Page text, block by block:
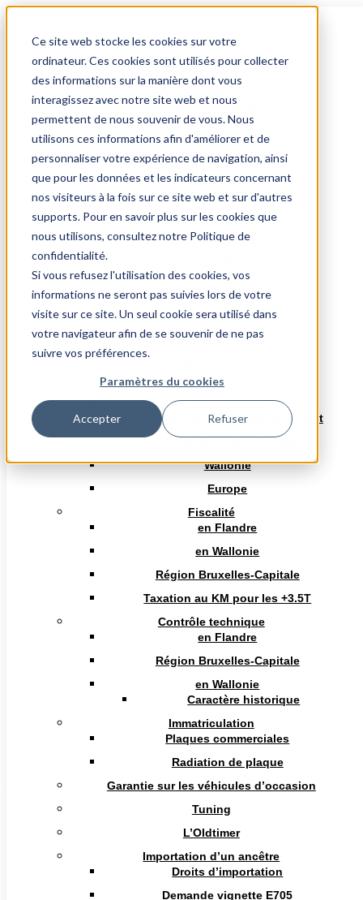
Ce site web stocke les cookies sur votre
ordinateur. Ces cookies sont utilisés pour collecter
des informations sur la manière dont vous
interagissez avec notre site web et nous
permettent de nous souvenir de vous. Nous
utilisons ces informations afin d'améliorer et de
personnaliser votre expérience de navigation, ainsi
que pour les données et les indicateurs concernant
nos visiteurs à la fois sur ce site web et sur d'autres
supports. Pour en savoir plus sur les cookies que
nous utilisons, consultez notre Politique de
confidentialité.
Si vous refusez l'utilisation des cookies, vos
informations ne seront pas suivies lors de votre
visite sur ce site. Un seul cookie sera utilisé dans
votre navigateur afin de se souvenir de ne pas
suivre vos préférences.
Paramètres du cookies
Accepter Refuser
Accueil
Assurance
Devenir membre
Je suis une personne
Je suis un professionnel
Affiliés
Clubs affiliés
Premium Partners
Oldtimer Qualified Member
Réglementation
Lobbying
National et régional
Européen
Ville d’Anvers
Ville de Gand
Hot news arrêt conseil d’état
Ville de Bruxelles-Capitale
Wallonie
Europe
Fiscalité
en Flandre
en Wallonie
Région Bruxelles-Capitale
Taxation au KM pour les +3.5T
Contrôle technique
en Flandre
Région Bruxelles-Capitale
en Wallonie
Caractère historique
Immatriculation
Plaques commerciales
Radiation de plaque
Garantie sur les véhicules d’occasion
Tuning
L’Oldtimer
Importation d’un ancêtre
Droits d’importation
Demande vignette E705
CLUBS
THE OLDIES
CARCLUB
BEHVA ID
SNEEUWKLOKJESLAAN 3
8400 OOSTENDE
info@theoldiescarclub.be
But du club
Véhicules
Marques